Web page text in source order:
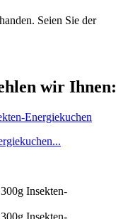
Seien Sie der
wir Ihnen: